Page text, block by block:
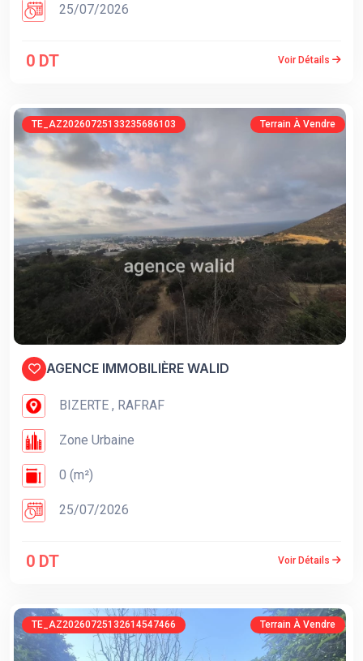
25/07/2026
0 DT Voir Détails
TE_AZ20260725133235686103 Terrain À Vendre
AGENCE IMMOBILIÈRE WALID
BIZERTE , RAFRAF
Zone Urbaine
0 (m²)
25/07/2026
0 DT Voir Détails
TE_AZ20260725132614547466 Terrain À Vendre